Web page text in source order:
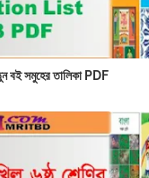
বই সমুহের তালিকা PDF